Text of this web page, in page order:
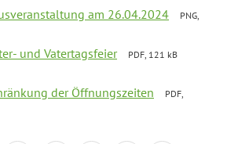
am 26.04.2024
PNG,
und Vatertagsfeier
PDF, 121 kB
der Öffnungszeiten
PDF,